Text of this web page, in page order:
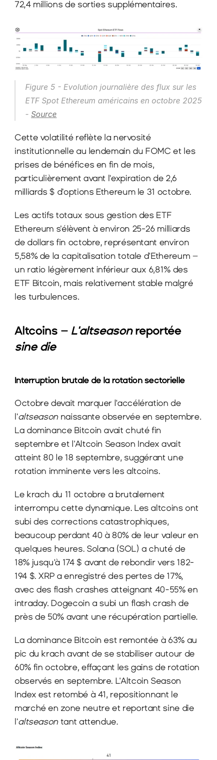
72,4 millions de sorties supplémentaires.
Figure 5 - Evolution journalière des flux sur les
ETF Spot Ethereum américains en octobre 2025
- Source
Cette volatilité reflète la nervosité
institutionnelle au lendemain du FOMC et les
prises de bénéfices en fin de mois,
particulièrement avant l'expiration de 2,6
milliards $ d'options Ethereum le 31 octobre.
Les actifs totaux sous gestion des ETF
Ethereum s'élèvent à environ 25-26 milliards
de dollars fin octobre, représentant environ
5,58% de la capitalisation totale d'Ethereum –
un ratio légèrement inférieur aux 6,81% des
ETF Bitcoin, mais relativement stable malgré
les turbulences.​
Altcoins – L'altseason
sine die
Interruption brutale de la rotation sectorielle
Octobre devait marquer l'accélération de
l'altseason naissante observée en septembre.
La dominance Bitcoin avait chuté fin
septembre et l'Altcoin Season Index avait
atteint 80 le 18 septembre, suggérant une
rotation imminente vers les altcoins.
Le krach du 11 octobre a brutalement
interrompu cette dynamique. Les altcoins ont
subi des corrections catastrophiques,
beaucoup perdant 40 à 80% de leur valeur en
quelques heures. Solana (SOL) a chuté de
18% jusqu'à 174 $ avant de rebondir vers 182-
194 $. XRP a enregistré des pertes de 17%,
avec des flash crashes atteignant 40-55% en
intraday. Dogecoin a subi un flash crash de
près de 50% avant une récupération partielle.
La dominance Bitcoin est remontée à 63% au
pic du krach avant de se stabiliser autour de
60% fin octobre, effaçant les gains de rotation
observés en septembre. L'Altcoin Season
Index est retombé à 41, repositionnant le
marché en zone neutre et reportant sine die
l'altseason tant attendue.